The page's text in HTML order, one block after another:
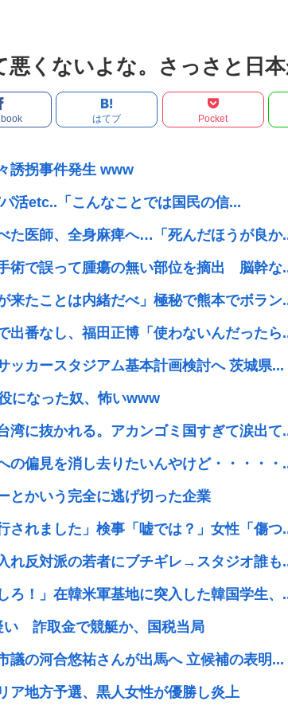
悪くないよな。さっさと日
はてブ Pocket
誘拐事件発生 www
活etc..「こんなことでは国民の信...
た医師、全身麻痺へ…「死んだほうが良か
術で誤って腫瘍の無い部位を摘出 脳幹な
来たことは内緒だべ」極秘で熊本でボラン
出番なし、福田正博「使わないんだったら
ッカースタジアム基本計画検討へ 茨城県...
になった奴、怖いwww
湾に抜かれる。アカンゴミ国すぎて涙出て
の偏見を消し去りたいんやけど・・・・・
とかいう完全に逃げ切った企業
されました」検事「嘘では？」女性「傷つ
れ反対派の若者にブチギレ→スタジオ誰も
ろ！」在韓米軍基地に突入した韓国学生、
い 詐取金で競艇か、国税当局
議の河合悠祐さんが出馬へ 立候補の表明...
ア地方予選、黒人女性が優勝し炎上